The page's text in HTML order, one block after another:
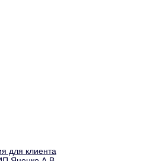
для клиента